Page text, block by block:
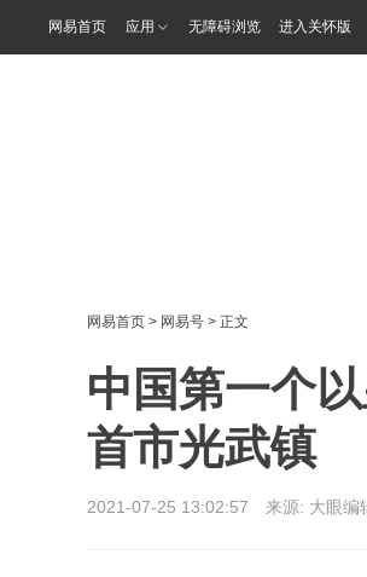
网易首页 应用 无障碍浏览 进入关怀版
网易首页 > 网易号 > 正文
中国第一个
首市光武镇
2021-07-25 13:02:57 来源: 大眼编